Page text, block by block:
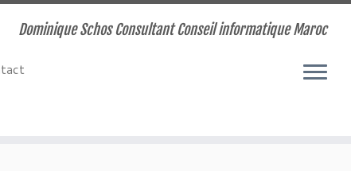
Dominique Schos Consultant Conseil informatique Maroc